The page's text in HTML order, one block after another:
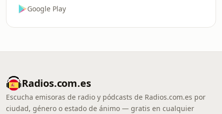
Google Play
Radios.com.es
Escucha emisoras de radio y pódcasts de Radios.com.es por
ciudad, género o estado de ánimo — gratis en cualquier